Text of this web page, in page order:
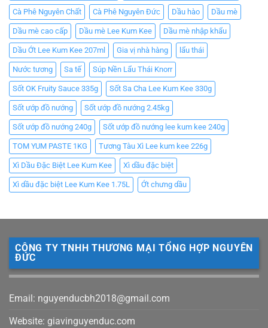
Cà Phê Nguyên Chất Cà Phê Nguyên Đức Dầu hào Dầu mè
Dầu mè cao cấp Dầu mè Lee Kum Kee Dầu mè nhập khẩu
Dầu Ớt Lee Kum Kee 207ml Gia vị nhà hàng lẩu thái
Nước tương Sa tế Súp Nền Lẩu Thái Knorr
Sốt OK Fruity Sauce 335g Sốt Sa Cha Lee Kum Kee 330g
Sốt ướp đồ nướng Sốt ướp đồ nướng 2.45kg
Sốt ướp đồ nướng 240g Sốt ướp đồ nướng lee kum kee 240g
TOM YUM PASTE 1KG Tương Tàu Xì Lee kum kee 226g
Xì Dầu Đặc Biệt Lee Kum Kee Xì dầu đặc biệt
Xì dầu đặc biệt Lee Kum Kee 1.75L Ớt chưng dầu
CÔNG TY TNHH THƯƠNG MẠI TỔNG HỢP NGUYÊN
ĐỨC
Email: nguyenducbh2018@gmail.com
Website: giavinguyenduc.com